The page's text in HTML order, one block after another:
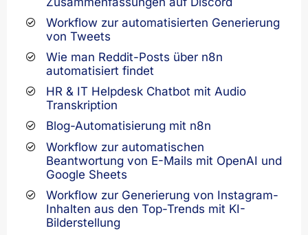
Workflow zur automatisierten Generierung
von Tweets
Wie man Reddit-Posts über n8n
automatisiert findet
HR & IT Helpdesk Chatbot mit Audio
Transkription
Blog-Automatisierung mit n8n
Workflow zur automatischen
Beantwortung von E-Mails mit OpenAI und
Google Sheets
Workflow zur Generierung von Instagram-
Inhalten aus den Top-Trends mit KI-
Bilderstellung